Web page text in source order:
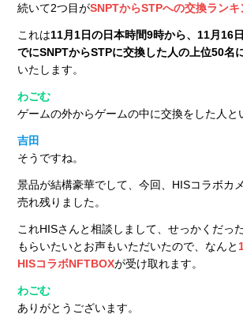
続いて2つ目がSNPTからSTPへの交換ランキ
これは11月1日の日本時間9時から、11月16
でにSNPTからSTPに交換した人の上位50名
いたします。
わごむ
ゲームの外からゲームの中に交換をした人と
吉田
そうですね。
景品が結構豪華でして、今回、HISコラボカ
売れ残りました。
これHISさんと相談しまして、せっかくだっ
もらいたいとお声もいただいたので、なんと
HISコラボNFTBOXが受け取れます。
わごむ
ありがとうございます。